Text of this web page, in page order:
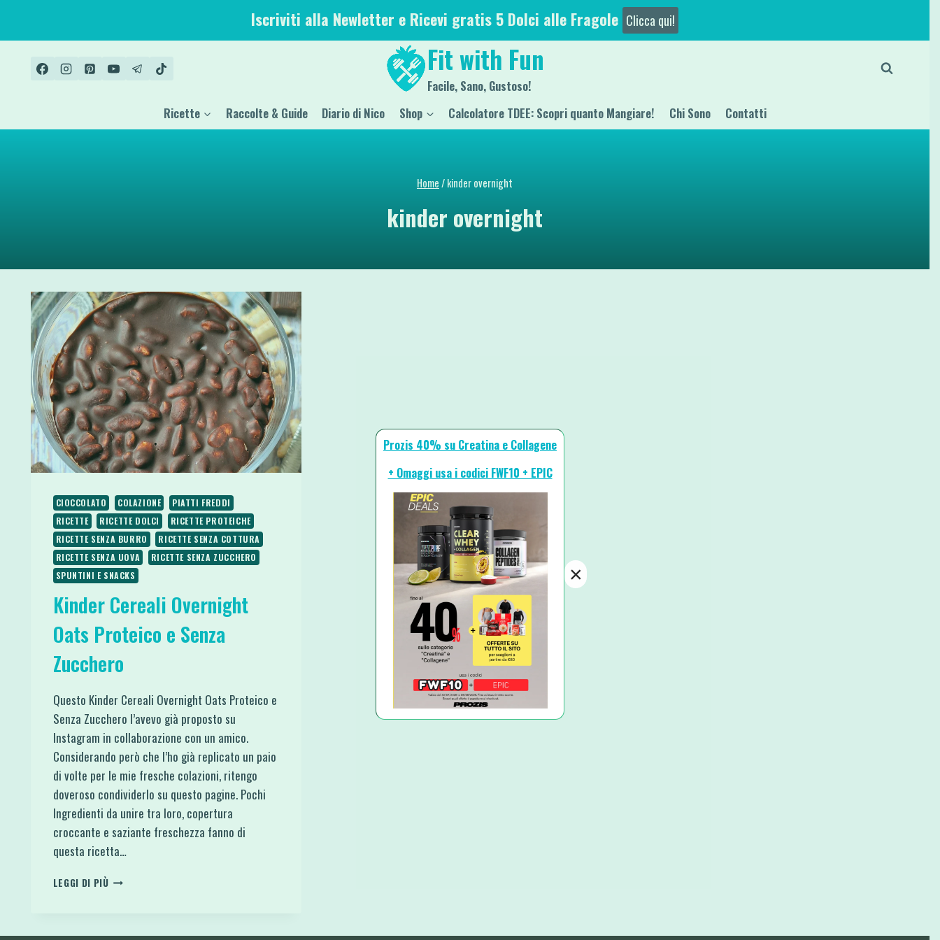
contenuto
Iscriviti alla Newletter e Ricevi gratis 5 Dolci alle Fragole Clicca qui!
Fit with Fun
Facile, Sano, Gustoso!
Ricette Raccolte & Guide Diario di Nico Shop Calcolatore TDEE: Scopri quanto Mangiare! Chi Sono Contatti
Home/kinder overnight
kinder overnight
CIOCCOLATO COLAZIONE
PIATTI FREDDI
RICETTE
RICETTE DOLCI
RICETTE PROTEICHE
RICETTE SENZA BURRO
RICETTE SENZA COTTURA
RICETTE SENZA UOVA
RICETTE SENZA ZUCCHERO
SPUNTINI E SNACKS
Kinder Cereali Overnight
Oats Proteico e Senza
Zucchero
Questo Kinder Cereali Overnight Oats Proteico e
Senza Zucchero l’avevo già proposto su
Instagram in collaborazione con un amico.
Considerando però che l’ho già replicato un paio
di volte per le mie fresche colazioni, ritengo
doveroso condividerlo su questo pagine. Pochi
Ingredienti da unire tra loro, copertura
croccante e saziante freschezza fanno di
questa ricetta…
LEGGI DI PIÙKINDER
PROTEICO
Prozis 40% su Creatina e Collagene
+ Omaggi usa i codici FWF10 + EPIC
×